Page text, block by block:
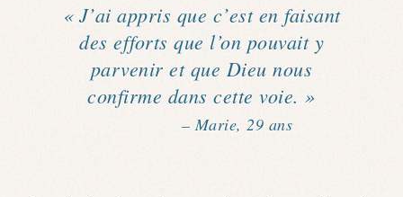
« J’ai appris que c’est en faisant
des efforts que l’on pouvait y
parvenir et que Dieu nous
confirme dans cette voie. »
– Marie, 29 ans